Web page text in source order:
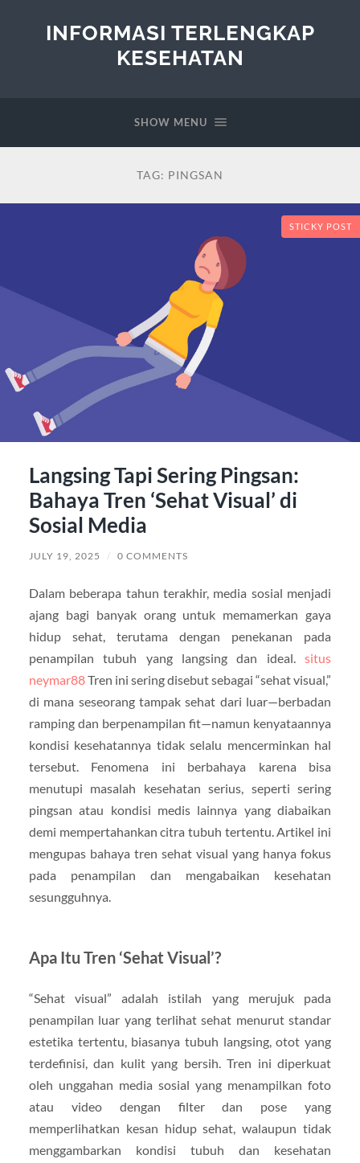
INFORMASI TERLENGKAP
KESEHATAN
SHOW MENU
TAG: PINGSAN
STICKY POST
Langsing Tapi Sering Pingsan:
Bahaya Tren ‘Sehat Visual’ di
Sosial Media
JULY 19, 2025 / 0 COMMENTS
Dalam beberapa tahun terakhir, media sosial menjadi
ajang bagi banyak orang untuk memamerkan gaya
hidup sehat, terutama dengan penekanan pada
penampilan tubuh yang langsing dan ideal.situs
neymar88Tren ini sering disebut sebagai “sehat visual,”
di mana seseorang tampak sehat dari luar—berbadan
ramping dan berpenampilan fit—namun kenyataannya
kondisi kesehatannya tidak selalu mencerminkan hal
tersebut. Fenomena ini berbahaya karena bisa
menutupi masalah kesehatan serius, seperti sering
pingsan atau kondisi medis lainnya yang diabaikan
demi mempertahankan citra tubuh tertentu. Artikel ini
mengupas bahaya tren sehat visual yang hanya fokus
pada penampilan dan mengabaikan kesehatan
sesungguhnya.
Apa Itu Tren ‘Sehat Visual’?
“Sehat visual” adalah istilah yang merujuk pada
penampilan luar yang terlihat sehat menurut standar
estetika tertentu, biasanya tubuh langsing, otot yang
terdefinisi, dan kulit yang bersih. Tren ini diperkuat
oleh unggahan media sosial yang menampilkan foto
atau video dengan filter dan pose yang
memperlihatkan kesan hidup sehat, walaupun tidak
menggambarkan kondisi tubuh dan kesehatan